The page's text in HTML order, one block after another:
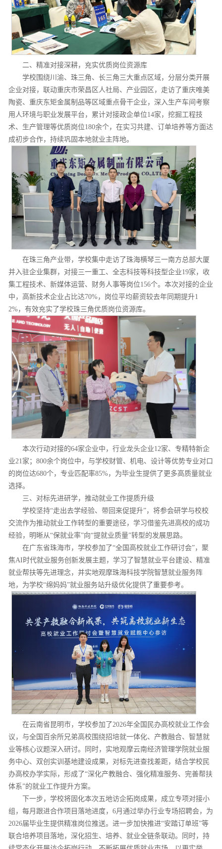
二、精准对接深耕，充实优质岗位资源库
学校围绕川渝、珠三角、长三角三大重点区域，分层分类开展
企业对接，联动重庆市荣昌区人社局、产业园区，走访了重庆唯美
陶瓷、重庆东矩金属制品等区域重点骨干企业，深入生产车间考察
用人环境与职业发展平台，累计对接政企单位14家，挖掘工程技
术、生产管理等优质岗位180余个，在实习共建、订单培养等方面达
成初步合作，持续巩固本地就业主阵地。
在珠三角产业带，学校集中走访了珠海横琴三一南方总部大厦
并入驻企业集群，对接三一重工、全志科技等科技型企业19家，收
集工程技术、新媒体运营、财务人事等岗位156个。本次对接的企业
中，高新技术企业占比达70%，岗位平均薪资较去年同期提升1
2%，有效充实了学校珠三角优质岗位资源库。
本次行动对接的64家企业中，行业龙头企业12家、专精特新企
业21家；800余个岗位中，与学校财管、机电、设计等优势专业对口
的岗位达680个，专业匹配率85%，为毕业生提供了更多高质量就业
选择。
三、对标先进研学，推动就业工作提质升级
学校坚持“走出去学经验、带回来促提升”，将参会研学与校校
交流作为推动就业工作转型的重要途径，学习借鉴先进高校的成功
经验，明晰从“保就业率”向“提就业质量”转型的发展思路。
在广东省珠海市，学校参加了“全国高校就业工作研讨会”，聚
焦AI时代就业服务创新发展主题，学习了智慧就业平台建设、精准
就业帮扶等先进理念，并实地观摩珠海科技学院智慧就业服务阵
地，为学校“绵妈妈”就业服务站升级优化提供了重要参考。
在云南省昆明市，学校参加了2026年全国民办高校就业工作会
议，与全国百余所兄弟高校围绕招培就一体化、产教融合、智慧就
业等核心议题深入研讨。同时，实地观摩云南经济管理学院就业服
务中心、双创实训基地建设成果，对标先进查找差距，结合学校民
办高校办学实际，形成了“深化产教融合、强化精准服务、完善帮扶
体系”的就业工作提升方案。
下一步，学校将固化本次五地访企拓岗成果，成立专项对接小
组，每月跟进合作项目落地进度，6月通过举办行业专场招聘会，为
2026届毕业生提供精准岗位推送。进一步加快推进“安踏订单班”等
联合培养项目落地，深化招生、培养、就业全链条联动。同时，持